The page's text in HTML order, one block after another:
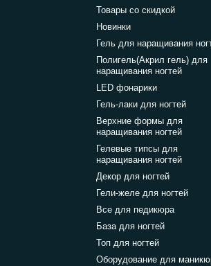
Товары со скидкой
Новинки
Гель для наращивания
Полигель(Акрил гель) для
наращивания ногтей
LED фонарики
Гель-лаки для ногтей
Верхние формы для
наращивания ногтей
Гелевые типсы для
наращивания ногтей
Декор для ногтей
Гели-желе для ногтей
Все для педикюра
База для ногтей
Топ для ногтей
Оборудование для